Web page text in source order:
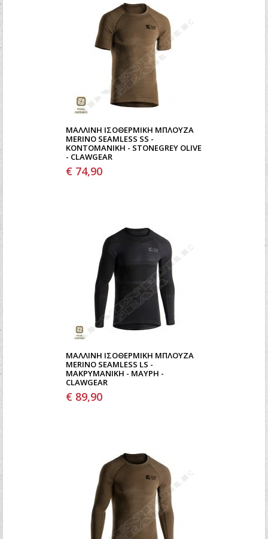
ΜΆΛΛΙΝΗ ΙΣΟΘΕΡΜΙΚΉ ΜΠΛΟΎΖΑ
MERINO SEAMLESS SS -
ΚΟΝΤΟΜΆΝΙΚΗ - STONEGREY OLIVE
- CLAWGEAR
€ 74,90
ΜΆΛΛΙΝΗ ΙΣΟΘΕΡΜΙΚΉ ΜΠΛΟΎΖΑ
MERINO SEAMLESS LS -
ΜΑΚΡΥΜΆΝΙΚΗ - ΜΑΎΡΗ -
CLAWGEAR
€ 89,90